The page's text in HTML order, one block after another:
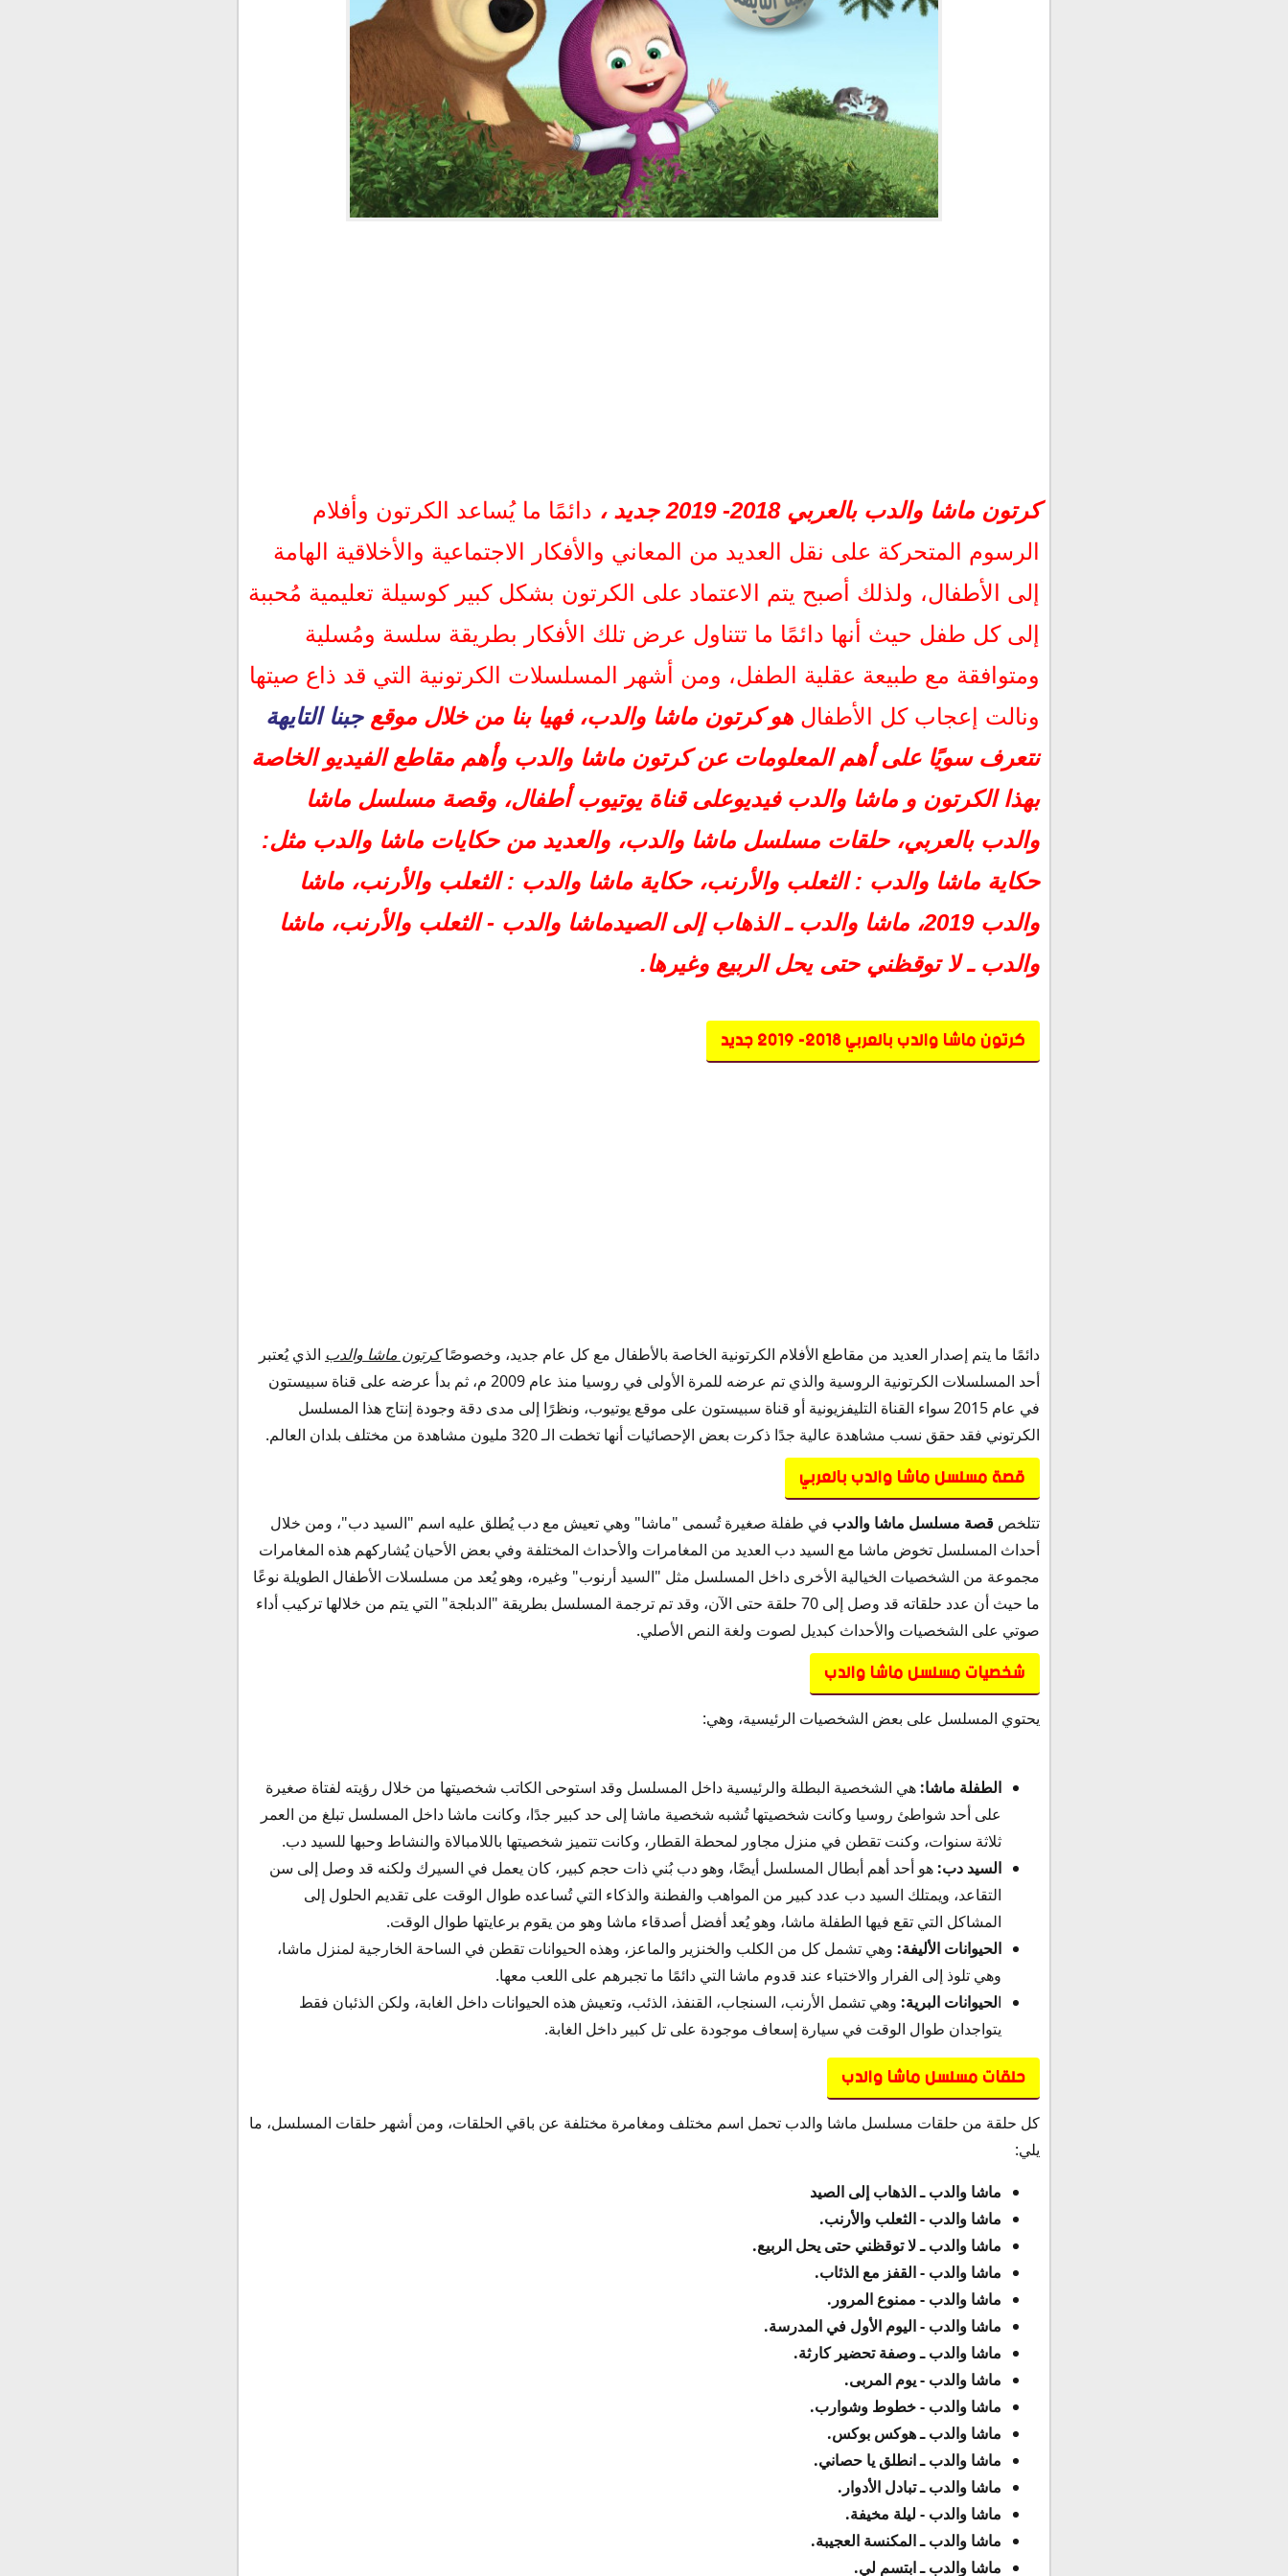
كرتون ماشا والدب بالعربي 2018- 2019 جديد
قصة مسلسل ماشا والدب بالعربي
شخصيات مسلسل ماشا والدب
حلقات مسلسل ماشا والدب
ماشا والدب فيديو - قناة يوتيوب أطفال
حكاية ماشا والدب : الثعلب والأرنب
كرتون ماشا والدب بالعربي 2018- 2019 جديد ،
دائمًا ما يُساعد الكرتون وأفلام
الرسوم المتحركة على نقل العديد من المعاني والأفكار الاجتماعية والأخلاقية الهامة
إلى الأطفال، ولذلك أصبح يتم الاعتماد على الكرتون بشكل كبير كوسيلة تعليمية مُحببة
إلى كل طفل حيث أنها دائمًا ما تتناول عرض تلك الأفكار بطريقة سلسة ومُسلية
ومتوافقة مع طبيعة عقلية الطفل، ومن أشهر المسلسلات الكرتونية التي قد ذاع صيتها
ونالت إعجاب كل الأطفال هو كرتون ماشا والدب، فهيا بنا من خلال موقعجبنا التايهة
نتعرف سويًا على أهم المعلومات عن كرتون ماشا والدب وأهم مقاطع الفيديو الخاصة
بهذا الكرتون و ماشا والدب فيديوعلى قناة يوتيوب أطفال، وقصة مسلسل ماشا
والدب بالعربي، حلقات مسلسل ماشا والدب، والعديد من حكايات ماشا والدب مثل:
حكاية ماشا والدب : الثعلب والأرنب، حكاية ماشا والدب : الثعلب والأرنب، ماشا
والدب 2019، ماشا والدب ـ الذهاب إلى الصيدماشا والدب - الثعلب والأرنب، ماشا
والدب ـ لا توقظني حتى يحل الربيع وغيرها.
كرتون ماشا والدب بالعربي 2018- 2019 جديد
دائمًا ما يتم إصدار العديد من مقاطع الأفلام الكرتونية الخاصة بالأطفال مع كل عام جديد، وخصوصًاكرتون ماشا والدب الذي يُعتبر
أحد المسلسلات الكرتونية الروسية والذي تم عرضه للمرة الأولى في روسيا منذ عام 2009 م، ثم بدأ عرضه على قناة سبيستون
في عام 2015 سواء القناة التليفزيونية أو قناة سبيستون على موقع يوتيوب، ونظرًا إلى مدى دقة وجودة إنتاج هذا المسلسل
الكرتوني فقد حقق نسب مشاهدة عالية جدًا ذكرت بعض الإحصائيات أنها تخطت الـ 320 مليون مشاهدة من مختلف بلدان العالم.
قصة مسلسل ماشا والدب بالعربي
تتلخص قصة مسلسل ماشا والدب في طفلة صغيرة تُسمى "ماشا" وهي تعيش مع دب يُطلق عليه اسم "السيد دب"، ومن خلال
أحداث المسلسل تخوض ماشا مع السيد دب العديد من المغامرات والأحداث المختلفة وفي بعض الأحيان يُشاركهم هذه المغامرات
مجموعة من الشخصيات الخيالية الأخرى داخل المسلسل مثل "السيد أرنوب" وغيره، وهو يُعد من مسلسلات الأطفال الطويلة نوعًا
ما حيث أن عدد حلقاته قد وصل إلى 70 حلقة حتى الآن، وقد تم ترجمة المسلسل بطريقة "الدبلجة" التي يتم من خلالها تركيب أداء
صوتي على الشخصيات والأحداث كبديل لصوت ولغة النص الأصلي.
شخصيات مسلسل ماشا والدب
يحتوي المسلسل على بعض الشخصيات الرئيسية، وهي:
الطفلة ماشا: هي الشخصية البطلة والرئيسية داخل المسلسل وقد استوحى الكاتب شخصيتها من خلال رؤيته لفتاة صغيرة
على أحد شواطئ روسيا وكانت شخصيتها تُشبه شخصية ماشا إلى حد كبير جدًا، وكانت ماشا داخل المسلسل تبلغ من العمر
ثلاثة سنوات، وكنت تقطن في منزل مجاور لمحطة القطار، وكانت تتميز شخصيتها باللامبالاة والنشاط وحبها للسيد دب.
السيد دب: هو أحد أهم أبطال المسلسل أيضًا، وهو دب بُني ذات حجم كبير، كان يعمل في السيرك ولكنه قد وصل إلى سن
التقاعد، ويمتلك السيد دب عدد كبير من المواهب والفطنة والذكاء التي تُساعده طوال الوقت على تقديم الحلول إلى
المشاكل التي تقع فيها الطفلة ماشا، وهو يُعد أفضل أصدقاء ماشا وهو من يقوم برعايتها طوال الوقت.
الحيوانات الأليفة: وهي تشمل كل من الكلب والخنزير والماعز، وهذه الحيوانات تقطن في الساحة الخارجية لمنزل ماشا،
وهي تلوذ إلى الفرار والاختباء عند قدوم ماشا التي دائمًا ما تجبرهم على اللعب معها.
الحيوانات البرية: وهي تشمل الأرنب، السنجاب، القنفذ، الذئب، وتعيش هذه الحيوانات داخل الغابة، ولكن الذئبان فقط
يتواجدان طوال الوقت في سيارة إسعاف موجودة على تل كبير داخل الغابة.
حلقات مسلسل ماشا والدب
كل حلقة من حلقات مسلسل ماشا والدب تحمل اسم مختلف ومغامرة مختلفة عن باقي الحلقات، ومن أشهر حلقات المسلسل، ما
يلي:
ماشا والدب ـ الذهاب إلى الصيد
ماشا والدب - الثعلب والأرنب.
ماشا والدب ـ لا توقظني حتى يحل الربيع.
ماشا والدب - القفز مع الذئاب.
ماشا والدب - ممنوع المرور.
ماشا والدب - اليوم الأول في المدرسة.
ماشا والدب ـ وصفة تحضير كارثة.
ماشا والدب - يوم المربى.
ماشا والدب - خطوط وشوارب.
ماشا والدب ـ هوكس بوكس.
ماشا والدب ـ انطلق يا حصاني.
ماشا والدب ـ تبادل الأدوار.
ماشا والدب - ليلة مخيفة.
ماشا والدب ـ المكنسة العجيبة.
ماشا والدب ـ ابتسم لي.